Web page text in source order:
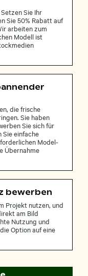
Sie Ihr
Sie 50% Rabatt auf
arbeiten zum
Modell ist
die frische
Sie haben
Sie sich für
Sie einfache
Model-
Übernahme
bewerben
Projekt nutzen, und
am Bild
Nutzung und
Option auf eine